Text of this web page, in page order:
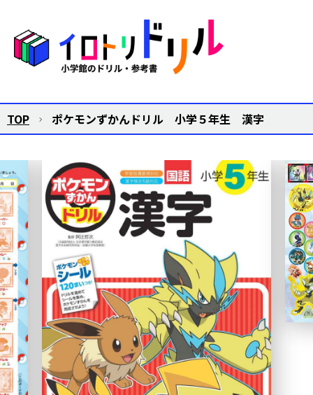
TOP ポケモンずかんドリル 小学５年生 漢字